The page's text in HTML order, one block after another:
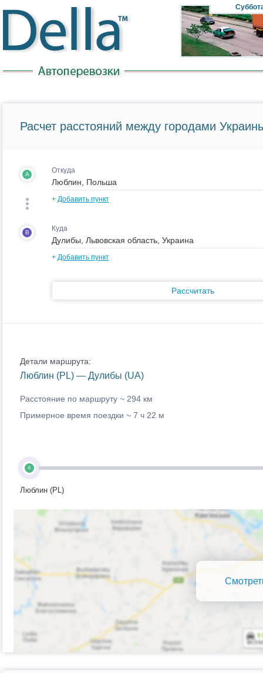
Расчет расстояний между городами
A Откуда
+ Добавить пункт
B Куда
+ Добавить пункт
Рассчитать
Детали маршрута:
Люблин (PL) — Дулибы (UA)
Расстояние по маршруту ~ 294 км
Примерное время поездки ~ 7 ч 22 м
A
Люблин (PL)